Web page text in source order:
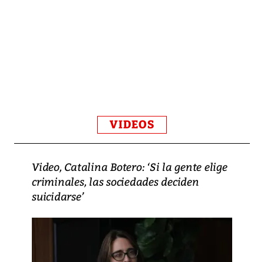
VIDEOS
Video, Catalina Botero: ‘Si la gente elige
criminales, las sociedades deciden
suicidarse’